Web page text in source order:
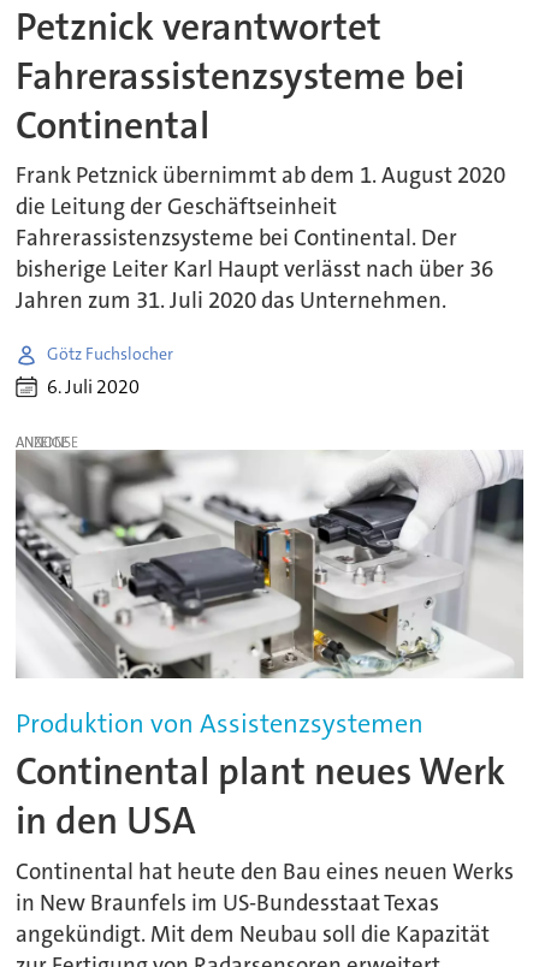
Petznick verantwortet
Fahrerassistenzsysteme bei
Continental
Frank Petznick übernimmt ab dem 1. August 2020
die Leitung der Geschäftseinheit
Fahrerassistenzsysteme bei Continental. Der
bisherige Leiter Karl Haupt verlässt nach über 36
Jahren zum 31. Juli 2020 das Unternehmen.
Götz Fuchslocher
6. Juli 2020
ANZEIGE
Produktion von Assistenzsystemen
Continental plant neues Werk
in den USA
Continental hat heute den Bau eines neuen Werks
in New Braunfels im US-Bundesstaat Texas
angekündigt. Mit dem Neubau soll die Kapazität